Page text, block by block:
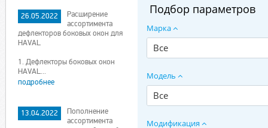
26.05.2022
Расширение
ассортимента
дефлекторов боковых окон для
HAVAL
1. Дефлекторы боковых окон
HAVAL...
подробнее
13.04.2022
Пополнение
ассортимента
Подбор параметров
Марка
Все
Модель
Все
Модификация